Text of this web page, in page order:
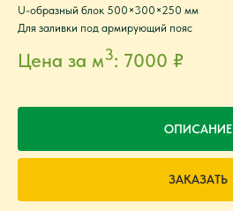
U-образный блок 500×300×250 мм
Для заливки под армирующий пояс
Цена за м3: 7000 ₽
ОПИСАНИЕ
ЗАКАЗАТЬ